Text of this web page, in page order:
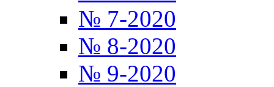
№ 7-2020
№ 8-2020
№ 9-2020